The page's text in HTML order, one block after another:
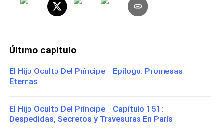
Último capítulo
El Hijo Oculto Del Príncipe Epílogo: Promesas
Eternas
El Hijo Oculto Del Príncipe Capítulo 151:
Despedidas, Secretos y Travesuras En París